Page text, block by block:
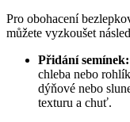
Pro obohacení
můžete vyzkoušet
Přidání semínek:
chleba nebo
dýňové nebo
texturu a chuť.